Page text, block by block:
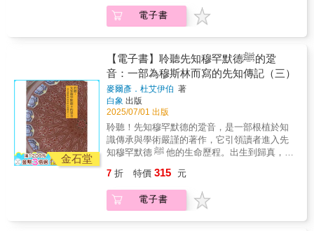
求，並分析日本帝國瓦解後對於東亞產生的影
響與遺緒。臺灣讀者可以透過顧若鵬教授平易
近人的文字重新認識戰後東亞史這個令人目眩
神迷的萬花筒，並進一步思考形塑當代東亞社
會的諸多歷史原因，藉此理解臺灣在東亞，甚
至是全球史中獨特的座標位。――陳冠任，中
央研究院近代史研究所助研究員 這本書的重要
貢獻，即在於它為當代東亞與臺灣社會提供一
種超越審判語言的新視野：正義不是終點，而
是過程；不是答案，而是問題；不是結束，而
是開始。這樣的觀點，不僅能協助我們更清醒
地理解國族與記憶的鬥爭，也為我們提供一種
性。──汪宏倫，中央研究院社會學研究所研究
員兼副所長 作者以細緻入微、充滿同理心和驚
人的敏銳度，從法律與法律之外，嘗試帶領我
速蔓延到大馬士革，並讓這座城市裡多元的社
群從往日的和平走向極其血腥的宗教衝突。暴
力衝突之後的長久和平這起暴力事件卻為帝國
帶來轉變的契機。事件過後，鄂圖曼帝國的官
員殫精竭慮地讓社會恢復和平秩序，對內安撫
基督徒的恐懼，壓制穆斯林的反彈；以外交手
段在環伺的列強中斡旋，以確保敘利亞地區不
致淪為殖民地，並維繫鄂圖曼帝國的存續。對
於事件的後續處理，以及因而產生的變革，都
為中東地區創造了更為開放和包容的環境。同
時，事件也改變了鄂圖曼帝國變革的方向，包
含憲政制度、稅收改革、教育、廢除奴隸，讓
中東走向現代化，甚至影響後來民族主義與獨
立運動的產生。歷史展示的各種可能性暴力事
件過了百年之後，黎巴嫩或敘利亞分別在20世
紀末和21世紀初陷入戰爭。敘利亞直到2024年
本書並不僅僅關注領導人、軍事行動或地緣政
治，還細膩地描寫了加薩普通人的生活。這種
「人物視角」讓加薩的故事更加真實而有溫
了哈瑪斯如何在2006年勝選，隨後面臨國際封
鎖壓力下發展至今。作者細膩分析了哈瑪斯與
巴勒斯坦自治政府，以及與以色列的關係，幫
助讀者理解這場衝突的複雜性。＊最新戰爭更
新：2023年10月7日襲擊與後果記錄了2023年
10月7日哈瑪斯襲擊以色列後的情勢發展，成為
少數能完整記錄「加薩從封鎖到毀滅」歷程的
作品。唐納德．麥金泰爾的《加薩》是一部資
常被誤解的土地。不僅加薩的歷史與政治變得
動呈現。麥金泰爾打破了加薩「無足輕重」的
刻板印象，更重要的是，他做了很少作家能做
到的事--將日常生活提升至可長久流傳的層次，
默默隱藏在角落的裸露書刊，社會上瀰漫一股
壓抑氣氛&hellip;... 老一輩的常說，日本人有禮
公開裸露的！ ★ 聯合推薦 茂呂美耶 作家
蔡亦竹 實踐大學應用日文系助理教授
（按姓氏筆畫排列） 「在外人面前，若無其事
地刷洗身體&hellip;&hellip;」 「泡完澡後光溜
溜走回家，完全不害羞&hellip;&hellip;」 「每
逢緣日，就會販售仿性器官的物品！」 「女性
幾乎露出胸部，男性僅用兜襠布遮掩下體。」
這段歷史，沒說你不知道！ 西元1853～54年美
國人開著大炮船艦駛近橫濱海邊，要求幕府開
國通商； 下船的外國人目睹日本人的生活情
&hellip;&hellip;日本在尚未接受西方文化洗禮之
前， 人民對裸體毫無意識，甚至以近全裸的狀
態在工作。 傍晚的街頭，盡是男女老少蹲在澡
電子書
金石堂
【電子書】聆聽先知穆罕默德ﷺ的跫
音：一部為穆斯林而寫的先知傳記（三）
麥爾彥．杜艾伊伯 著
白象 出版
2025/07/01 出版
聆聽！先知穆罕默德的跫音，是一部根植於知
識傳承與學術嚴謹的著作，它引領讀者進入先
知穆罕默德 ﷺ 他的生命歷程。出生到歸真，每
仰。無論身處順境或逆境，戰時或平時，私下
或公開，他對家人、同伴、敵人與異教徒的態
度與行動，皆展現出超凡的智慧與慈憫，成為
7 折 特價 315 元
電子書